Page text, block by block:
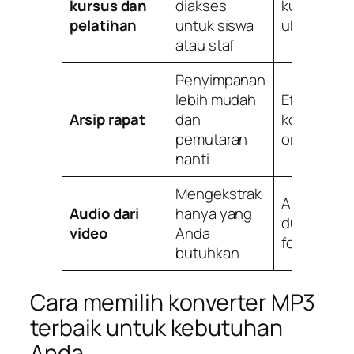
kursus dan
pelatihan
diakses
untuk siswa
atau staf
kualitas
ukuran
Arsip rapat
Penyimpanan
lebih mudah
dan
pemutaran
nanti
Efisiensi
kompresi,
organisasi
Audio dari
video
Mengekstrak
hanya yang
Anda
butuhkan
Akurasi,
dukungan
format
Cara memilih konverter MP3
terbaik untuk kebutuhan